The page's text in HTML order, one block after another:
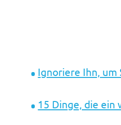
Ignoriere Ihn, um
15 Dinge, die ein